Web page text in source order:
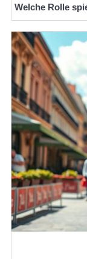
Welche Rolle